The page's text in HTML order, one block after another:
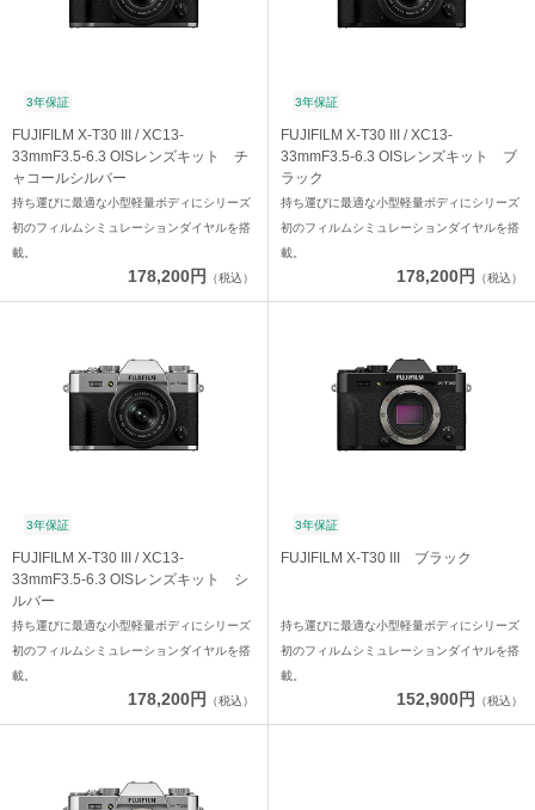
3年保証
FUJIFILM X-T30 III / XC13-
33mmF3.5-6.3 OISレンズキット チ
ャコールシルバー
持ち運びに最適な小型軽量ボディにシリーズ
初のフィルムシミュレーションダイヤルを搭
載。
178,200円 （税込）
3年保証
FUJIFILM X-T30 III / XC13-
33mmF3.5-6.3 OISレンズキット ブ
ラック
持ち運びに最適な小型軽量ボディにシリーズ
初のフィルムシミュレーションダイヤルを搭
載。
178,200円 （税込）
3年保証
FUJIFILM X-T30 III / XC13-
33mmF3.5-6.3 OISレンズキット シ
ルバー
持ち運びに最適な小型軽量ボディにシリーズ
初のフィルムシミュレーションダイヤルを搭
載。
178,200円 （税込）
3年保証
FUJIFILM X-T30 III ブラック
持ち運びに最適な小型軽量ボディにシリーズ
初のフィルムシミュレーションダイヤルを搭
載。
152,900円 （税込）